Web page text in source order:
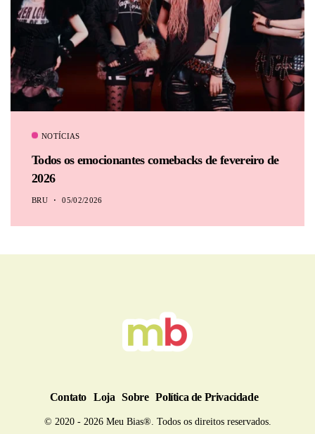
NOTÍCIAS
Todos os emocionantes comebacks de fevereiro de
2026
BRU 05/02/2026
Contato Loja Sobre Política de Privacidade
© 2020 - 2026 Meu Bias®. Todos os direitos reservados.